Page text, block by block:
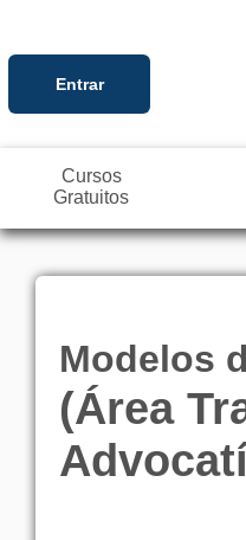
Entrar
Cursos
Gratuitos
Modelos
(Área